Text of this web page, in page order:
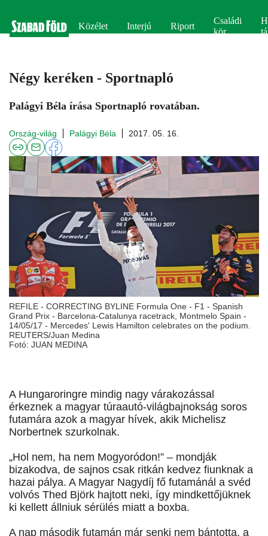
Közélet Interjú Riport
Családi
kör
Négy keréken - Sportnapló
Palágyi Béla írása Sportnapló rovatában.
Ország-világ Palágyi Béla 2017. 05. 16.
REFILE - CORRECTING BYLINE Formula One - F1 - Spanish
Grand Prix - Barcelona-Catalunya racetrack, Montmelo Spain -
14/05/17 - Mercedes' Lewis Hamilton celebrates on the podium.
REUTERS/Juan Medina
Fotó: JUAN MEDINA
A Hungaroringre mindig nagy várakozással
érkeznek a magyar túraautó-világbajnokság soros
futamára azok a magyar hívek, akik Michelisz
Norbertnek szurkolnak.
„Hol nem, ha nem Mogyoródon!” – mondják
bizakodva, de sajnos csak ritkán kedvez fiunknak a
hazai pálya. A Magyar Nagydíj fő futamánál a svéd
volvós Thed Björk hajtott neki, így mindkettőjüknek
ki kellett állniuk sérülés miatt a boxba.
A nap második futamán már senki nem bántotta, a